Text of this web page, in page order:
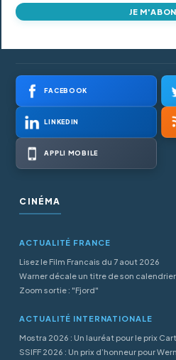
JE
FACEBOOK
LINKEDIN
APPLI MOBILE
CINÉMA
ACTUALITÉ FRANCE
Lisez le Film Francais du 7 aout 2026
Warner décale un titre de son calendrier
Zoom sortie : "Fjord"
ACTUALITÉ INTERNATIONALE
Mostra 2026 : Un lauréat pour le prix
SSIFF 2026 : Un prix d’honneur pour